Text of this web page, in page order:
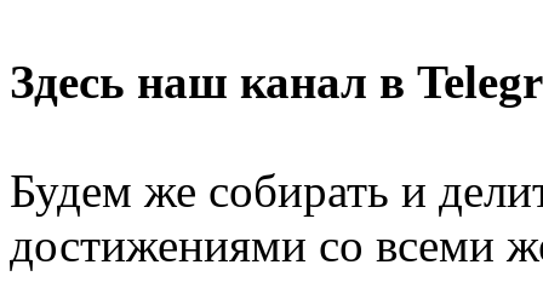
Здесь наш канал в
Будем же собирать и
достижениями со всеми